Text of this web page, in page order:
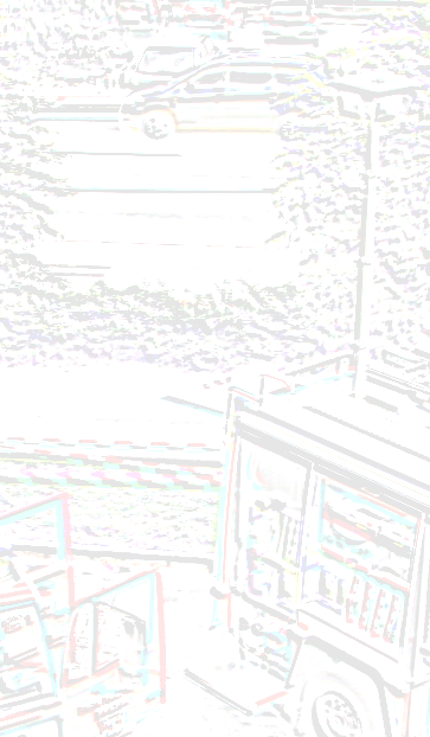
Brandeinsatz - BMA - 02.08.2024
Technischer Einsatz - Personenrettung aus Lift -
Brandeinsatz - Fahrzeugbrand - 27.07.2024
Technischer Einsatz - Aufräumen nach VU -
Brandeinsatz - BMA - 20.07.2024
Brandeinsatz - BMA - 10.07.2024
Brandeinsatz - BMA - 29.06.2024
Brandeinsatz - Garagenbrand - 21.06.2024
Technischer Einsatz - Ölspur - 18.06.2024
Technischer Einsatz - VU eingekl. Person -
Technischer Einsatz - Öleinsatz - 10.06.2024
Brandeinsatz - BMA - 07.06.2024
Technischer Einsatz - Ölspur - 04.06.2024
Technischer Einsatz - Türöffnung - 14.05.2024
Brandeinsatz - Brandverdacht - 13.05.2024
Technischer Einsatz - VU auf Autobahn -
Brandeinsatz - BMA - 02.05.2024
Brandeinsatz - BMA - 29.04.2024
Technischer Einsatz - Baum umgestürzt -
Brandeinsatz - BMA - 20.04.2024